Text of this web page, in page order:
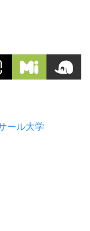
ール大学